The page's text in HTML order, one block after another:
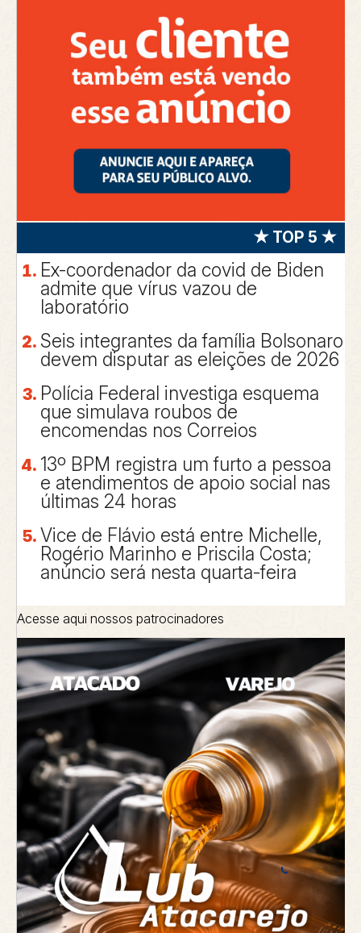
★ TOP 5 ★
Ex-coordenador da covid de Biden
admite que vírus vazou de
laboratório
Seis integrantes da família Bolsonaro
devem disputar as eleições de 2026
Polícia Federal investiga esquema
que simulava roubos de
encomendas nos Correios
13º BPM registra um furto a pessoa
e atendimentos de apoio social nas
últimas 24 horas
Vice de Flávio está entre Michelle,
Rogério Marinho e Priscila Costa;
anúncio será nesta quarta-feira
Acesse aqui nossos patrocinadores